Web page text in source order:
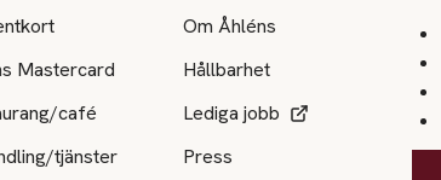
Mastercard
café
tjänster
Om Åhléns
Hållbarhet
Lediga jobb
Press